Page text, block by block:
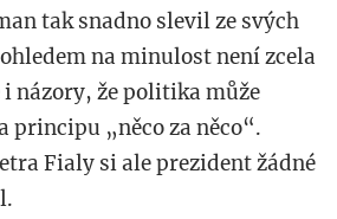
tak snadno slevil ze svých
na minulost není zcela
i názory, že politika může
principu „něco za něco“.
Fialy si ale prezident žádné